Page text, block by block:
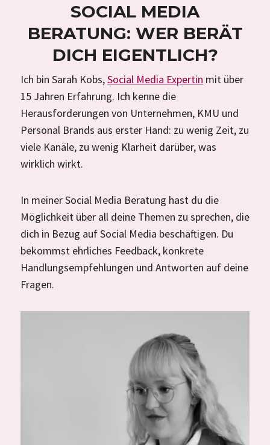
SOCIAL MEDIA
BERATUNG: WER BERÄT
DICH EIGENTLICH?
Ich bin Sarah Kobs,Social Media Expertin mit über
15 Jahren Erfahrung. Ich kenne die
Herausforderungen von Unternehmen, KMU und
Personal Brands aus erster Hand: zu wenig Zeit, zu
viele Kanäle, zu wenig Klarheit darüber, was
wirklich wirkt.
In meiner Social Media Beratung hast du die
Möglichkeit über all deine Themen zu sprechen, die
dich in Bezug auf Social Media beschäftigen. Du
bekommst ehrliches Feedback, konkrete
Handlungsempfehlungen und Antworten auf deine
Fragen.